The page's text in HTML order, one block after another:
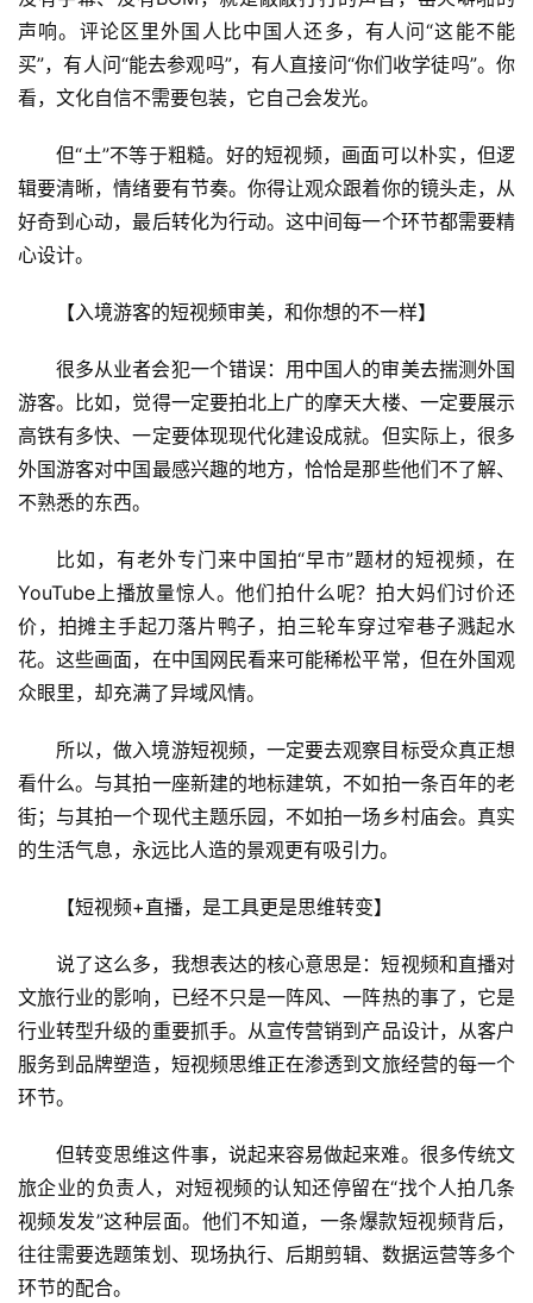
二
消
融
合
智
慧
旅
游
R
+
文
旅
答
社
区
登录 注册
声响。评论区里外国人比中国人还多，有人问“这能不能
买”，有人问“能去参观吗”，有人直接问“你们收学徒吗”。你
看，文化自信不需要包装，它自己会发光。
但“土”不等于粗糙。好的短视频，画面可以朴实，但逻
辑要清晰，情绪要有节奏。你得让观众跟着你的镜头走，从
好奇到心动，最后转化为行动。这中间每一个环节都需要精
心设计。
【入境游客的短视频审美，和你想的不一样】
很多从业者会犯一个错误：用中国人的审美去揣测外国
游客。比如，觉得一定要拍北上广的摩天大楼、一定要展示
高铁有多快、一定要体现现代化建设成就。但实际上，很多
外国游客对中国最感兴趣的地方，恰恰是那些他们不了解、
不熟悉的东西。
比如，有老外专门来中国拍“早市”题材的短视频，在
YouTube上播放量惊人。他们拍什么呢？拍大妈们讨价还
价，拍摊主手起刀落片鸭子，拍三轮车穿过窄巷子溅起水
花。这些画面，在中国网民看来可能稀松平常，但在外国观
众眼里，却充满了异域风情。
所以，做入境游短视频，一定要去观察目标受众真正想
看什么。与其拍一座新建的地标建筑，不如拍一条百年的老
街；与其拍一个现代主题乐园，不如拍一场乡村庙会。真实
的生活气息，永远比人造的景观更有吸引力。
【短视频+直播，是工具更是思维转变】
说了这么多，我想表达的核心意思是：短视频和直播对
文旅行业的影响，已经不只是一阵风、一阵热的事了，它是
行业转型升级的重要抓手。从宣传营销到产品设计，从客户
服务到品牌塑造，短视频思维正在渗透到文旅经营的每一个
环节。
但转变思维这件事，说起来容易做起来难。很多传统文
旅企业的负责人，对短视频的认知还停留在“找个人拍几条
视频发发”这种层面。他们不知道，一条爆款短视频背后，
往往需要选题策划、现场执行、后期剪辑、数据运营等多个
环节的配合。